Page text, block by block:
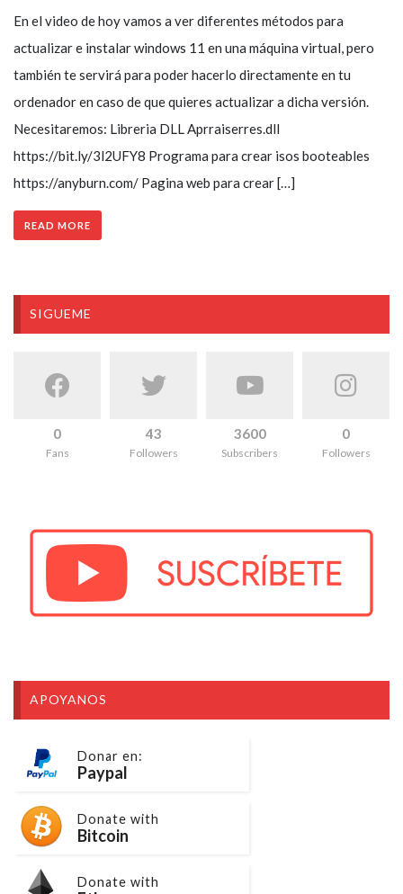
En el video de hoy vamos a ver diferentes métodos para
actualizar e instalar windows 11 en una máquina virtual, pero
también te servirá para poder hacerlo directamente en tu
ordenador en caso de que quieres actualizar a dicha versión.
Necesitaremos: Libreria DLL Aprraiserres.dll
https://bit.ly/3l2UFY8 Programa para crear isos booteables
https://anyburn.com/ Pagina web para crear […]
READ MORE
SIGUEME
0
Fans
43
Followers
3600
Subscribers
0
Followers
APOYANOS
Donar en:
Paypal
Donate with
Bitcoin
Donate with